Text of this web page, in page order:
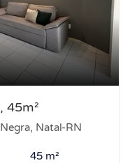
45m²
Natal-RN
45 m²